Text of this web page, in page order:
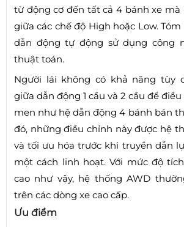
từ động cơ đến tất cả 4 bánh xe
giữa các chế độ High hoặc Low.
dẫn động tự động sử dụng công
thuật toán.
Người lái không có khả năng tùy
giữa dẫn động 1 cầu và 2 cầu để
men như hệ dẫn động 4 bánh bán
đó, những điều chỉnh này được hệ
và tối ưu hóa trước khi truyền dẫn
một cách linh hoạt. Với mức độ
cao như vậy, hệ thống AWD
trên các dòng xe cao cấp.
Ưu điểm